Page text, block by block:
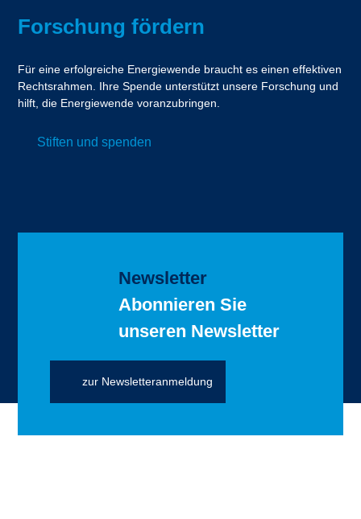
Forschung fördern
Für eine erfolgreiche Energiewende braucht es einen effektiven
Rechtsrahmen. Ihre Spende unterstützt unsere Forschung und
hilft, die Energiewende voranzubringen.
Stiften und spenden
Newsletter
Abonnieren Sie
unseren Newsletter
zur Newsletteranmeldung